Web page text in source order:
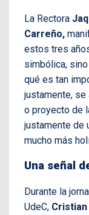
La Rectora
Carreño,
estos tres
simbólica, sino
qué es tan
justamente, se
o proyecto de
justamente de
mucho más
Una señal
Durante la
UdeC,